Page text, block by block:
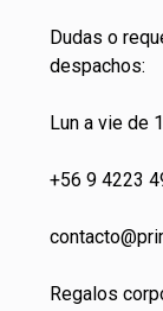
Dudas o
despachos:
Lun a vie de
+56 9 4223
Regalos